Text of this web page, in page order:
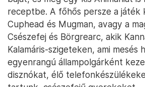
receptbe. A főhős persze a játék
Cuphead és Mugman, avagy a
Csészefej és Börgrearc, akik
Kalamáris-szigeteken, ami mesés
egyenrangú állampolgárként
disznókat, élő